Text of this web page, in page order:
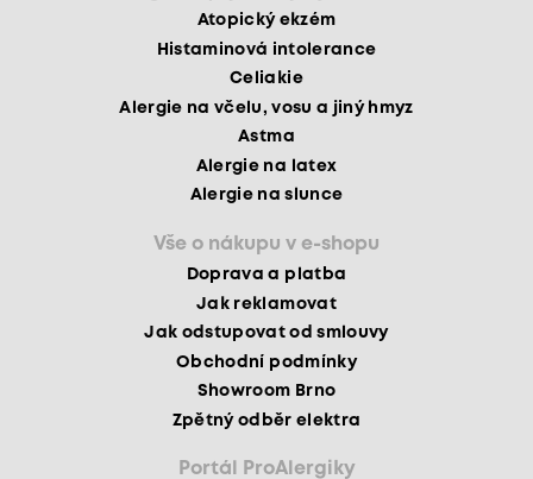
Atopický ekzém
Histaminová intolerance
Celiakie
Alergie na včelu, vosu a jiný hmyz
Astma
Alergie na latex
Alergie na slunce
Vše o nákupu v e-shopu
Doprava a platba
Jak reklamovat
Jak odstupovat od smlouvy
Obchodní podmínky
Showroom Brno
Zpětný odběr elektra
Portál ProAlergiky